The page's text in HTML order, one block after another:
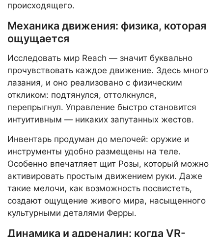
происходящего.
Механика движения: физика, которая
ощущается
Исследовать мир Reach — значит буквально
прочувствовать каждое движение. Здесь много
лазания, и оно реализовано с физическим
откликом: подтянулся, оттолкнулся,
перепрыгнул. Управление быстро становится
интуитивным — никаких запутанных жестов.
Инвентарь продуман до мелочей: оружие и
инструменты удобно размещены на теле.
Особенно впечатляет щит Розы, который можно
активировать простым движением руки. Даже
такие мелочи, как возможность посвистеть,
создают ощущение живого мира, насыщенного
культурными деталями Ферры.
Динамика и адреналин: когда VR-